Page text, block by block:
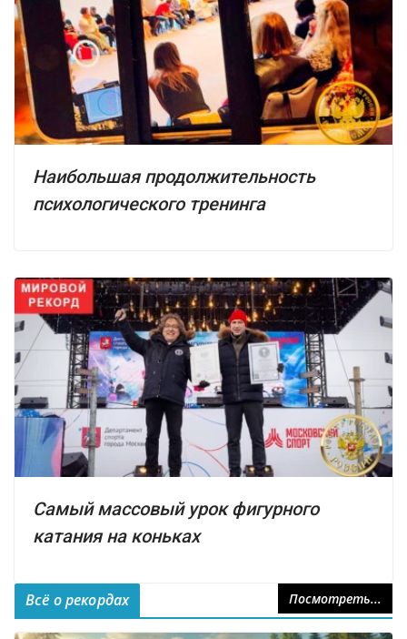
Наибольшая продолжительность
психологического тренинга
Самый массовый урок фигурного
катания на коньках
Всё о рекордах Посмотреть...